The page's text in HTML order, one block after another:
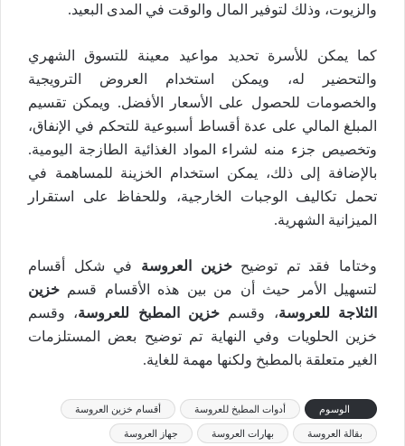
والزيوت، وذلك لتوفير المال والوقت في المدى البعيد.
كما يمكن للأسرة تحديد مواعيد معينة للتسوق الشهري
والتحضير له، ويمكن استخدام العروض الترويجية
والخصومات للحصول على الأسعار الأفضل. ويمكن تقسيم
المبلغ المالي على عدة أقساط أسبوعية للتحكم في الإنفاق،
وتخصيص جزء منه لشراء المواد الغذائية الطازجة اليومية.
بالإضافة إلى ذلك، يمكن استخدام الخزينة للمساهمة في
تحمل تكاليف الوجبات الخارجية، وللحفاظ على استقرار
الميزانية الشهرية.
وختاما فقد تم توضيحخزين العروسة في شكل أقسام
لتسهيل الأمر حيث أن من بين هذه الأقسام قسم خزين
الثلاجة للعروسة، وقسم خزين المطبخ للعروسة، وقسم
خزين الحلويات وفي النهاية تم توضيح بعض المستلزمات
الغير متعلقة بالمطبخ ولكنها مهمة للغاية.
الوسوم أدوات المطبخ للعروسة أقسام خزين العروسة
بقالة العروسة بهارات العروسة جهاز العروسة